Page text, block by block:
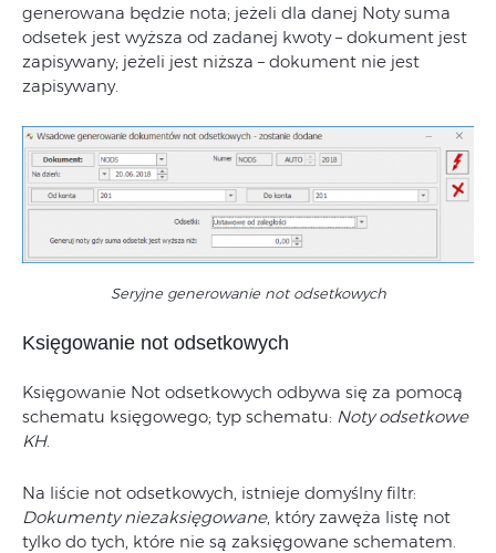
generowana będzie nota; jeżeli dla danej Noty suma
odsetek jest wyższa od zadanej kwoty – dokument jest
zapisywany; jeżeli jest niższa – dokument nie jest
zapisywany.
Seryjne generowanie not odsetkowych
Księgowanie not odsetkowych
Księgowanie Not odsetkowych odbywa się za pomocą
schematu księgowego; typ schematu: Noty odsetkowe
KH.
Na liście not odsetkowych, istnieje domyślny filtr:
Dokumenty niezaksięgowane, który zawęża listę not
tylko do tych, które nie są zaksięgowane schematem.